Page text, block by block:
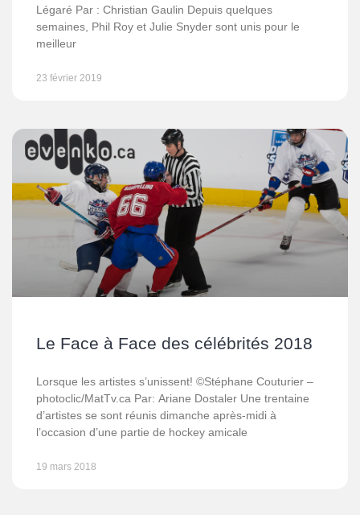
Légaré Par : Christian Gaulin Depuis quelques
semaines, Phil Roy et Julie Snyder sont unis pour le
meilleur
23 février 2019
Le Face à Face des célébrités 2018
Lorsque les artistes s’unissent! ©Stéphane Couturier –
photoclic/MatTv.ca Par: Ariane Dostaler Une trentaine
d’artistes se sont réunis dimanche après-midi à
l’occasion d’une partie de hockey amicale
19 mars 2018